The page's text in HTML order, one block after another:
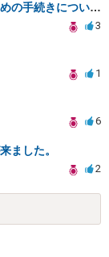
書類送検後の対応と家族に知られないための手続きについて相談
3
1
6
ました。
2